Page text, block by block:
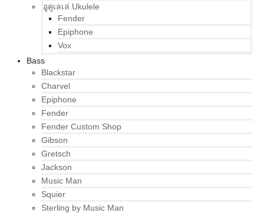
อูคูเลเล่ Ukulele
Fender
Epiphone
Vox
Bass
Blackstar
Charvel
Epiphone
Fender
Fender Custom Shop
Gibson
Gretsch
Jackson
Music Man
Squier
Sterling by Music Man